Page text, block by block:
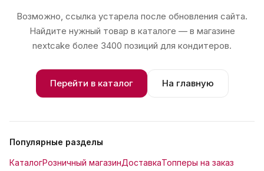
Возможно, ссылка устарела после обновления сайта.
Найдите нужный товар в каталоге — в магазине
nextcake более 3400 позиций для кондитеров.
Перейти в каталог На главную
Популярные разделы
КаталогРозничный магазинДоставкаТопперы на заказ